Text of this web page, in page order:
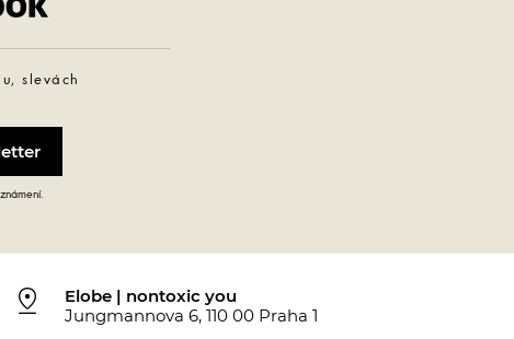
slevách
pin_drop
Elobe | nontoxic you
Jungmannova 6, 110 00 Praha 1